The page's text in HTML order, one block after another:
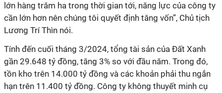
lớn hàng trăm ha trong thời gian tới, năng lực của công ty
cần lớn hơn nên chúng tôi quyết định tăng vốn”, Chủ tịch
Lương Trí Thìn nói.
Tính đến cuối tháng 3/2024, tổng tài sản của Đất Xanh
gần 29.648 tỷ đồng, tăng 3% so với đầu năm. Trong đó,
tồn kho trên 14.000 tỷ đồng và các khoản phải thu ngắn
hạn trên 11.400 tỷ đồng. Công ty không thuyết minh cụ